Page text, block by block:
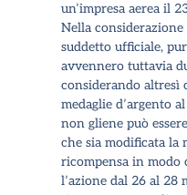
un’impresa aerea il
Nella
suddetto ufficiale,
avvennero tuttavia
considerando altresì
medaglie d’argento
non gliene può
che sia modificata la
ricompensa in modo
l’azione dal 26 al 28